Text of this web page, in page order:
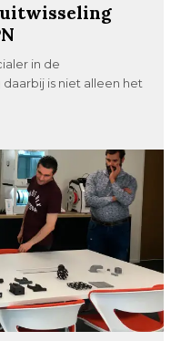
in de
is niet alleen het